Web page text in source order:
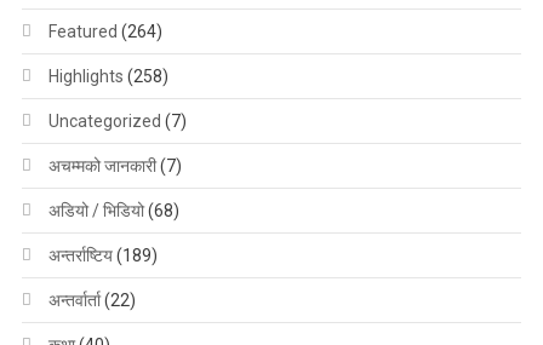
Featured (264)
Highlights (258)
Uncategorized (7)
अचम्मको जानकारी(7)
अडियो / भिडियो(68)
अन्तर्राष्टिय(189)
अन्तर्वार्ता(22)